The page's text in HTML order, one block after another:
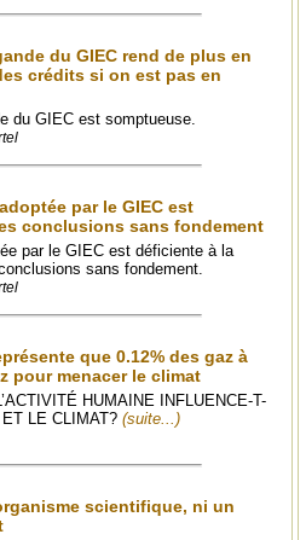
du GIEC rend de plus en
crédits si on est pas en
du GIEC est somptueuse.
par le GIEC est
conclusions sans fondement
par le GIEC est déficiente à la
sans fondement.
que 0.12% des gaz à
pour menacer le climat
HUMAINE INFLUENCE-T-
LE CLIMAT? (suite...)
scientifique, ni un